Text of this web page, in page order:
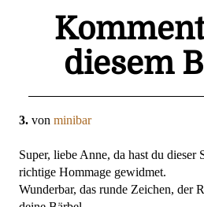
diesem
3. von minibar
Super, liebe Anne, da hast du dieser
richtige Hommage gewidmet.
Wunderbar, das runde Zeichen, der